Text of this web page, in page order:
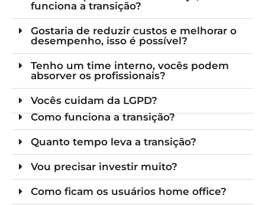
funciona a transição?
Gostaria de reduzir custos e melhorar o
desempenho, isso é possível?
Tenho um time interno, vocês podem
absorver os profissionais?
Vocês cuidam da LGPD?
Como funciona a transição?
Quanto tempo leva a transição?
Vou precisar investir muito?
Como ficam os usuários home office?